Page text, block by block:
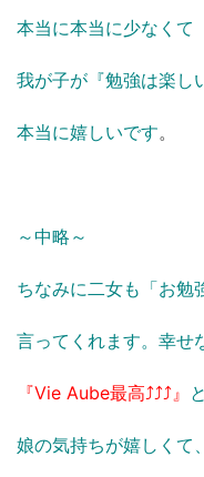
本当に本当に少なくて
我が子が『勉強は楽し
本当に嬉しいです。
～中略～
ちなみに二女も「お勉
言ってくれます。幸せ
『Vie Aube最高⤴⤴⤴』
娘の気持ちが嬉しくて